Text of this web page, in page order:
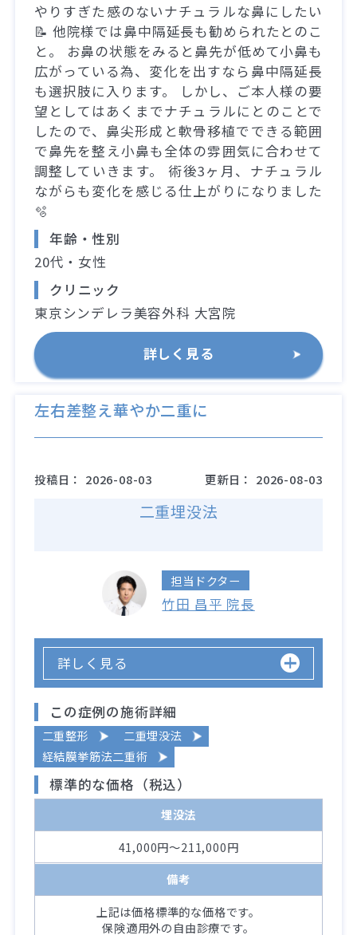
やりすぎた感のないナチュラルな鼻にしたい
📝 他院様では鼻中隔延長も勧められたとのこ
と。 お鼻の状態をみると鼻先が低めて小鼻も
広がっている為、変化を出すなら鼻中隔延長
も選択肢に入ります。 しかし、ご本人様の要
望としてはあくまでナチュラルにとのことで
したので、鼻尖形成と軟骨移植でできる範囲
で鼻先を整え小鼻も全体の雰囲気に合わせて
調整していきます。 術後3ヶ月、ナチュラル
ながらも変化を感じる仕上がりになりました
🫧
年齢・性別
20代・女性
クリニック
東京シンデレラ美容外科 大宮院
詳しく見る
左右差整え華やか二重に
投稿日： 2026-08-03 更新日： 2026-08-03
二重埋没法
担当ドクター
竹田 昌平 院長
詳しく見る
この症例の施術詳細
二重整形
二重埋没法
経結膜挙筋法二重術
標準的な価格（税込）
埋没法
41,000円～211,000円
備考
上記は価格標準的な価格です。
保険適用外の自由診療です。